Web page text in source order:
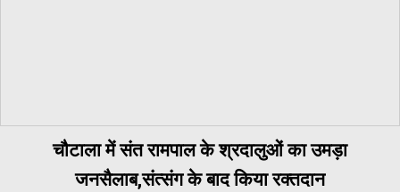
चौटाला में संत रामपाल के श्रदालुओं का उमड़ा
जनसैलाब,संत्संग के बाद किया रक्तदान